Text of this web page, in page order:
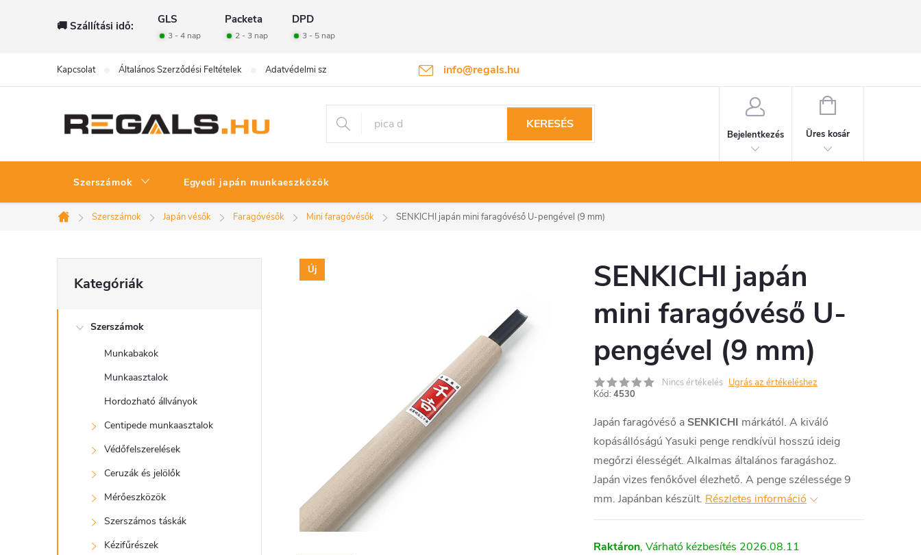
tartalomhoz
🚚 Szállítási idő: GLS Packeta DPD
3 - 4 nap 2 - 3 nap 3 - 5 nap
info@regals.hu
Kapcsolat Általános Szerződési Feltételek Adatvédelmi szabályzat Termékvisszaküldés
KERESÉS
Bejelentkezés
KOSÁR
Üres kosár
Szerszámok Egyedi japán munkaeszközök
Kezdőlap
Szerszámok Japán vésők Faragóvésők Mini faragóvésők SENKICHI japán mini faragóvéső U-pengével (9 mm)
O
l
átugrása
Kategóriák
Szerszámok
Munkabakok
Munkaasztalok
Hordozható állványok
Centipede munkaasztalok
Védőfelszerelések
Ceruzák és jelölők
Mérőeszközök
Szerszámos táskák
Kézifűrészek
Új
SENKICHI japán
mini faragóvéső U-
pengével (9 mm)
Nincs értékelés Ugrás az értékeléshez
Kód: 4530
Japán faragóvéső a SENKICHI márkától. A kiváló
kopásállóságú Yasuki penge rendkívül hosszú ideig
megőrzi élességét. Alkalmas általános faragáshoz.
Japán vizes fenőkővel élezhető. A penge szélessége 9
mm. Japánban készült. Részletes információ
Raktáron 2026.08.11